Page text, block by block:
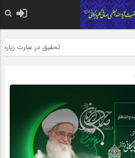
تحقیق در عبارت زیارت